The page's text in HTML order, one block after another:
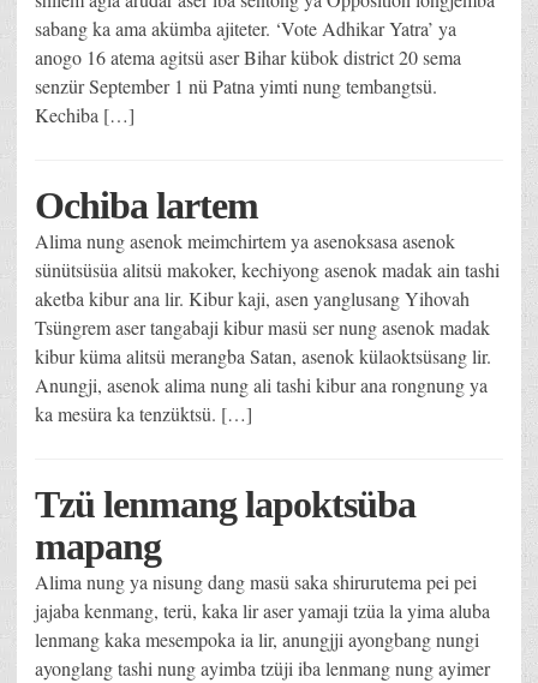
sabang ka ama akümba ajiteter. ‘Vote Adhikar Yatra’ ya
anogo 16 atema agitsü aser Bihar kübok district 20 sema
senzür September 1 nü Patna yimti nung tembangtsü.
Kechiba […]
Ochiba lartem
Alima nung asenok meimchirtem ya asenoksasa asenok
sünütsüsüa alitsü makoker, kechiyong asenok madak ain tashi
aketba kibur ana lir. Kibur kaji, asen yanglusang Yihovah
Tsüngrem aser tangabaji kibur masü ser nung asenok madak
kibur küma alitsü merangba Satan, asenok külaoktsüsang lir.
Anungji, asenok alima nung ali tashi kibur ana rongnung ya
ka mesüra ka tenzüktsü. […]
Tzü lenmang lapoktsüba
mapang
Alima nung ya nisung dang masü saka shirurutema pei pei
jajaba kenmang, terü, kaka lir aser yamaji tzüa la yima aluba
lenmang kaka mesempoka ia lir, anungjji ayongbang nungi
ayonglang tashi nung ayimba tzüji iba lenmang nung ayimer